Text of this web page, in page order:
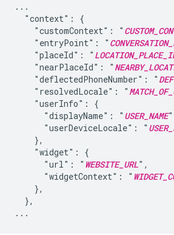
...
  "context": {
    "customContext": "
    "entryPoint": "
    "placeId": "
    "nearPlaceId": "
    "deflectedPhoneNumber": "
    "resolvedLocale": "
    "userInfo": {
      "displayName": "
USER_NAME
      "userDeviceLocale": "
    },
    "widget": {
      "url": "
WEBSITE_URL",
      "widgetContext": "
    },
  },
...